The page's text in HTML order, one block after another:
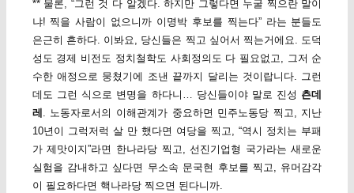
** 물론, “그런 것 다 알겠다. 하지만 그렇다면 누굴 찍으란 말이
냐! 찍을 사람이 없으니까 이명박 후보를 찍는다” 라는 분들도
은근히 흔하다. 이봐요, 당신들은 찍고 싶어서 찍는거에요. 도덕
성도 경제 비전도 정치철학도 사회정의도 다 필요없고, 그저 순
수한 애정으로 뭉쳤기에 조낸 끝까지 달리는 것이랍니다. 그런
데도 그런 식으로 변명을 하다니… 당신들이야 말로 진성 츤데
레 . 노동자로서의 이해관계가 중요하면 민주노동당 찍고, 지난
10년이 그럭저럭 살 만 했다면 여당을 찍고, “역시 정치는 부패
가 제맛이지”라면 한나라당 찍고, 선진기업형 국가라는 새로운
실험을 감내하고 싶다면 무소속 문국현 후보를 찍고, 유머감각
이 필요하다면 핵나라당 찍으면 된다니까.